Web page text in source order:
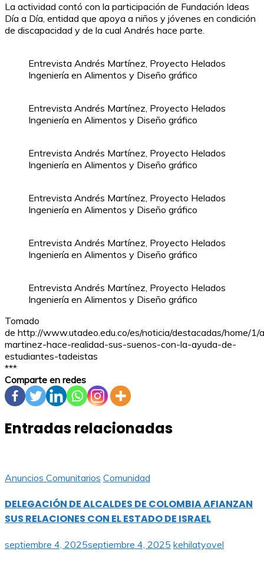
La actividad contó con la participación de Fundación Ideas
Día a Día, entidad que apoya a niños y jóvenes en condición
de discapacidad y de la cual Andrés hace parte.
Entrevista Andrés Martínez, Proyecto Helados
Ingeniería en Alimentos y Diseño gráfico
Entrevista Andrés Martínez, Proyecto Helados
Ingeniería en Alimentos y Diseño gráfico
Entrevista Andrés Martínez, Proyecto Helados
Ingeniería en Alimentos y Diseño gráfico
Entrevista Andrés Martínez, Proyecto Helados
Ingeniería en Alimentos y Diseño gráfico
Entrevista Andrés Martínez, Proyecto Helados
Ingeniería en Alimentos y Diseño gráfico
Entrevista Andrés Martínez, Proyecto Helados
Ingeniería en Alimentos y Diseño gráfico
Tomado
de http://www.utadeo.edu.co/es/noticia/destacadas/home/1/
martinez-hace-realidad-sus-suenos-con-la-ayuda-de-
estudiantes-tadeistas
***
Comparte en redes
Entradas relacionadas
Anuncios Comunitarios Comunidad
DELEGACIÓN DE ALCALDES DE COLOMBIA AFIANZAN
SUS RELACIONES CON EL ESTADO DE ISRAEL
septiembre 4, 2025septiembre 4, 2025 kehilatyovel